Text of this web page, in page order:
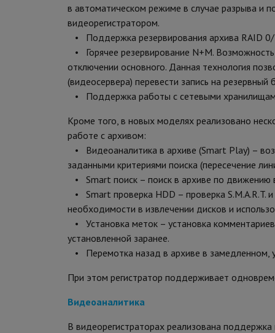
в автоматическом режиме в случае разрыва и
видеорегистратором.
• Поддержка резервирования архива RAID
• Горячее резервирование N+M.
отключении основного. Данная технология
(видеосервера) перевести запись на резервный
• Поддержка работы с сетевыми
Кроме того, в новых моделях реализовано
работе с архивом:
• Видеоаналитика в архиве (Smart Play) –
заданными критериями поиска (пересечение
• Smart поиск – поиск в архиве по движению
• Smart проверка HDD – проверка S.M.A.R.T.
необходимости в извлечении дисков и
• Установка меток – установка
установленной заранее.
• Перемотка назад в архиве в замедленном,
При этом регистратор поддерживает
Видеоаналитика
В видеорегистраторах реализована